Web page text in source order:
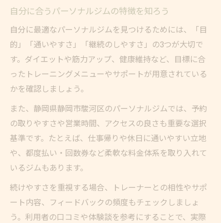
自分に合うパーソナルジムの特徴を知ろう
自分に最適なパーソナルジムを見つけるためには、「目
的」「通いやすさ」「継続のしやすさ」の3つが大切で
す。ダイエットや筋力アップ、健康維持など、目標に合
ったトレーニングメニューやサポートが用意されている
かを確認しましょう。
また、静岡県静岡市駿河区のパーソナルジムでは、予約
の取りやすさや営業時間、アクセスの良さも重要な選択
基準です。たとえば、仕事帰りや休日に通いやすい立地
や、都度払い・回数券など柔軟な料金体系を取り入れて
いるジムもあります。
続けやすさを重視する場合、トレーナーとの相性やサポ
ート内容、フィードバックの頻度もチェックしましょ
う。利用者の口コミや体験談を参考にすることで、実際